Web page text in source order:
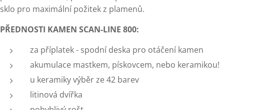
sklo pro maximální požitek z plamenů.
PŘEDNOSTI KAMEN SCAN-LINE 800:
za příplatek - spodní deska pro otáčení kamen
akumulace mastkem, pískovcem, nebo keramikou!
u keramiky výběr ze 42 barev
litinová dvířka